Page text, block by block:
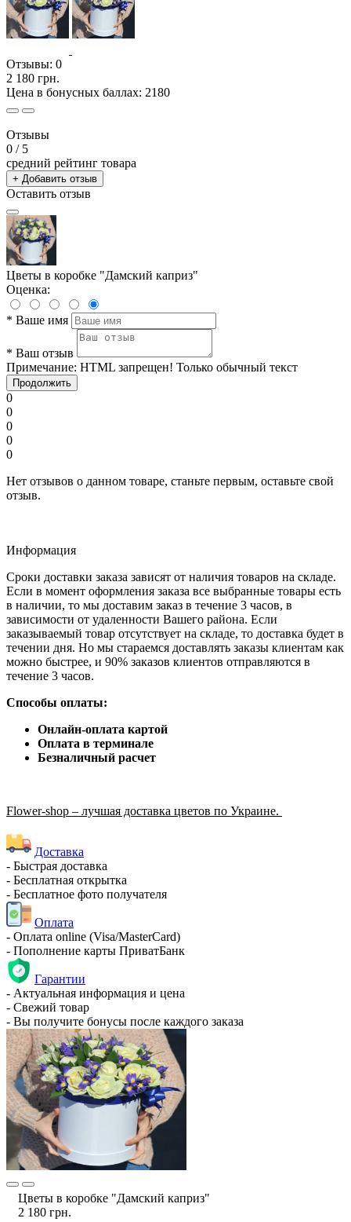
Отзывы: 0
2 180 грн.
Цена в бонусных баллах: 2180
Отзывы
0 / 5
средний рейтинг товара
+ Добавить отзыв
Оставить отзыв
Цветы в коробке "Дамский каприз"
Оценка:
* Ваше имя
* Ваш отзыв
Примечание: HTML запрещен! Только обычный текст
Продолжить
0
0
0
0
0
Нет отзывов о данном товаре, станьте первым, оставьте свой
отзыв.
Информация
Сроки доставки заказа зависят от наличия товаров на складе.
Если в момент оформления заказа все выбранные товары есть
в наличии, то мы доставим заказ в течение 3 часов, в
зависимости от удаленности Вашего района. Если
заказываемый товар отсутствует на складе, то доставка будет в
течении дня. Но мы стараемся доставлять заказы клиентам как
можно быстрее, и 90% заказов клиентов отправляются в
течение 3 часов.
Способы оплаты:
Онлайн-оплата картой
Оплата в терминале
Безналичный расчет
Flower-shop – лучшая доставка цветов по Украине.
Доставка
- Быстрая доставка
- Бесплатная открытка
- Бесплатное фото получателя
Оплата
- Оплата online (Visa/MasterCard)
- Пополнение карты ПриватБанк
Гарантии
- Актуальная информация и цена
- Свежий товар
- Вы получите бонусы после каждого заказа
Цветы в коробке "Дамский каприз"
2 180 грн.